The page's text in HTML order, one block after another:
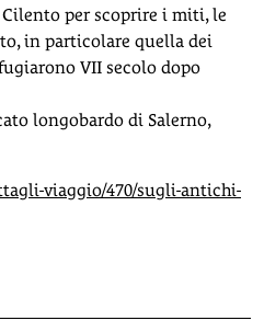
per scoprire i miti, le
in particolare quella dei
VII secolo dopo
longobardo di Salerno,
viaggio/470/sugli-antichi-